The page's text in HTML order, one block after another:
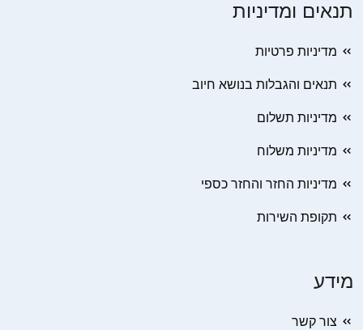
תנאים ומדיניות
מדיניות פרטיות
תנאים והגבלות בנושא חיוב
מדיניות תשלום
מדיניות משלוח
מדיניות החזר והחזר כספי
תקופת השירות
מידע
צור קשר